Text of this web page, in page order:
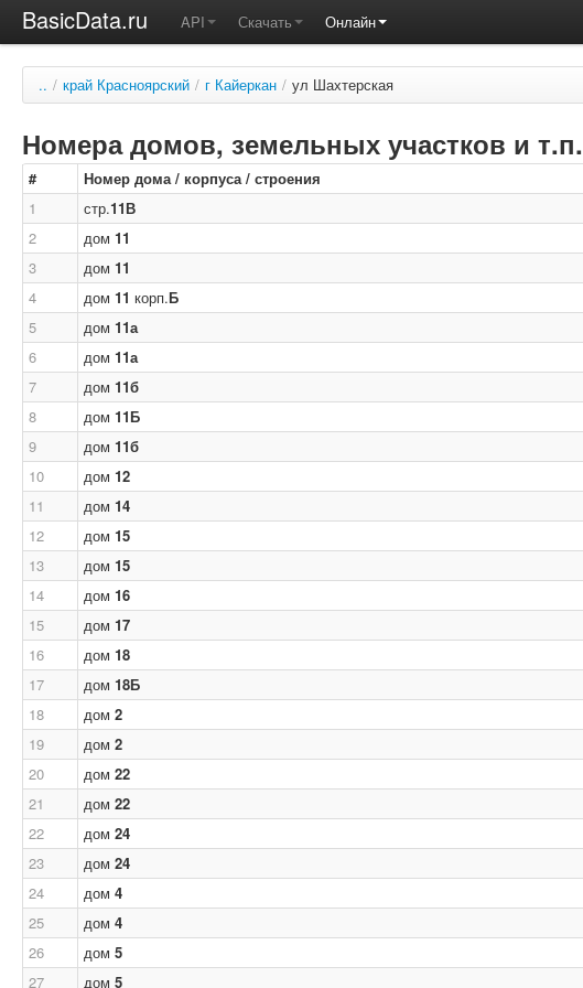
BasicData.ru API Скачать Онлайн
.. / край Красноярский / г Кайеркан / ул Шахтерская
Номера домов, земельных участков и т.п.
# Номер дома / корпуса / строения
1
стр.11В
2
дом 11
3
дом 11
4
дом 11 корп.Б
5
дом 11а
6
дом 11а
7
дом 11б
8
дом 11Б
9
дом 11б
10
дом 12
11
дом 14
12
дом 15
13
дом 15
14
дом 16
15
дом 17
16
дом 18
17
дом 18Б
18
дом 2
19
дом 2
20
дом 22
21
дом 22
22
дом 24
23
дом 24
24
дом 4
25
дом 4
26
дом 5
27
дом 5